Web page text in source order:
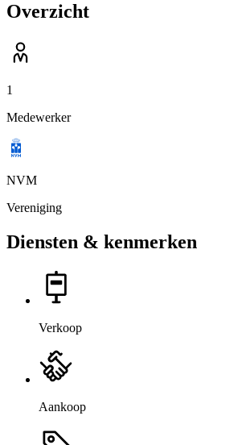
Overzicht
1
Medewerker
NVM
Vereniging
Diensten & kenmerken
Verkoop
Aankoop